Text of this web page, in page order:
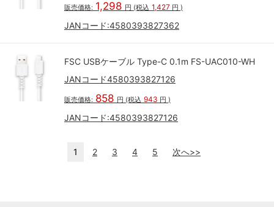
販売価格: 1,298 円 (税込 1,427 円 )
JANコード:4580393827362
FSC USBケーブル Type-C 0.1m FS-UAC010-WH
JANコード4580393827126
販売価格: 858 円 (税込 943 円 )
JANコード:4580393827126
1 2 3 4 5 次へ>>